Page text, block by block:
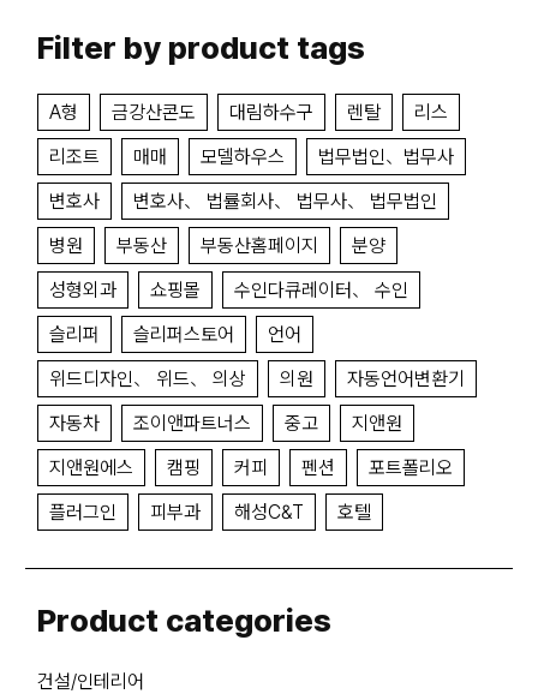
Filter by product tags
A형 금강산콘도 대림하수구 렌탈
리스
리조트
매매 모델하우스
법무법인、법무사
변호사
변호사、 법률회사、 법무사、 법무법인
병원
부동산 부동산홈페이지
분양
성형외과
쇼핑몰
수인다큐레이터、 수인
슬리퍼
슬리퍼스토어
언어
위드디자인、 위드、 의상
의원
자동언어변환기
자동차
조이앤파트너스 중고
지앤원
지앤원에스
캠핑 커피 펜션
포트폴리오
플러그인
피부과 해성C&T 호텔
Product categories
건설/인테리어